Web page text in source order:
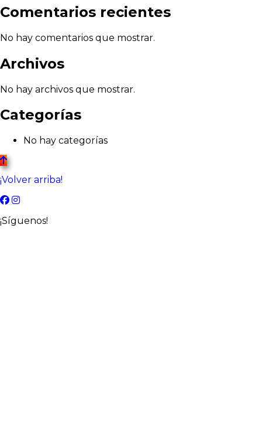
Comentarios recientes
No hay comentarios que mostrar.
Archivos
No hay archivos que mostrar.
Categorías
No hay categorías
¡Volver arriba!
¡Síguenos!